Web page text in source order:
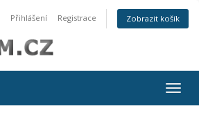
Přihlášení Registrace Zobrazit košík